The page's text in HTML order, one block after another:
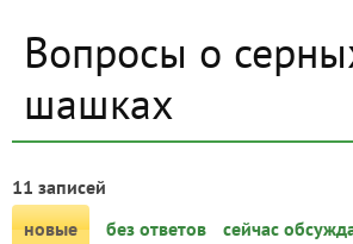
Вопросы о
шашках
11 записей
новые
без ответов сейчас